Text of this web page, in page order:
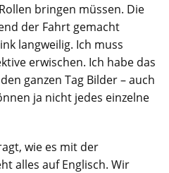
bringen müssen. Die
der Fahrt gemacht
langweilig. Ich muss
erwischen. Ich habe das
ganzen Tag Bilder – auch
ja nicht jedes einzelne
wie es mit der
alles auf Englisch. Wir